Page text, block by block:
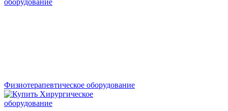
Физиотерапевтическое оборудование